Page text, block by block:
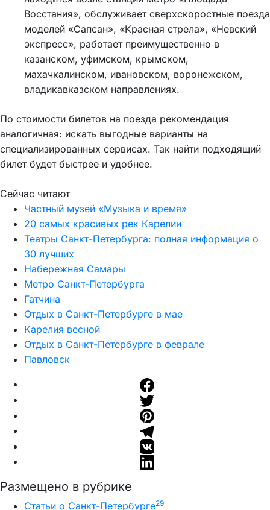
Восстания», обслуживает сверхскоростные поезда
моделей «Сапсан», «Красная стрела», «Невский
экспресс», работает преимущественно в
казанском, уфимском, крымском,
махачкалинском, ивановском, воронежском,
владикавказском направлениях.
По стоимости билетов на поезда рекомендация
аналогичная: искать выгодные варианты на
специализированных сервисах. Так найти подходящий
билет будет быстрее и удобнее.
Сейчас читают
Частный музей «Музыка и время»
20 самых красивых рек Карелии
Театры Санкт-Петербурга: полная информация о
30 лучших
Набережная Самары
Метро Санкт-Петербурга
Гатчина
Отдых в Санкт-Петербурге в мае
Карелия весной
Отдых в Санкт-Петербурге в феврале
Павловск
Размещено в рубрике
Статьи о Санкт-Петербурге29